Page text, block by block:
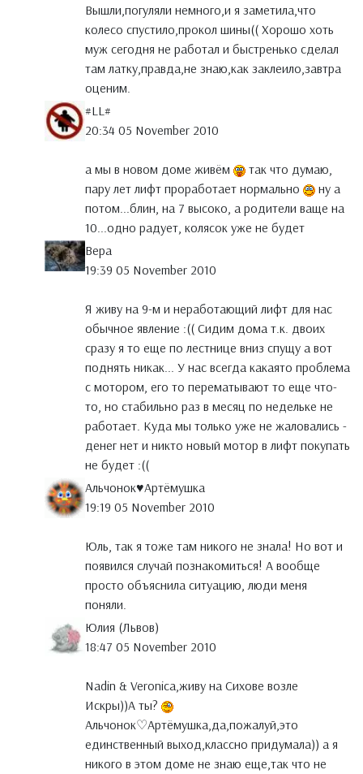
Вышли,погуляли немного,и я заметила,что
колесо спустило,прокол шины(( Хорошо хоть
муж сегодня не работал и быстренько сделал
там латку,правда,не знаю,как заклеило,завтра
оценим.
#LL#
20:34 05 November 2010
а мы в новом доме живём
так что думаю,
пару лет лифт проработает нормально
ну а
потом...блин, на 7 высоко, а родители ваще на
10...одно радует, колясок уже не будет
Вера
19:39 05 November 2010
Я живу на 9-м и неработающий лифт для нас
обычное явление :(( Сидим дома т.к. двоих
сразу я то еще по лестнице вниз спущу а вот
поднять никак... У нас всегда какаято проблема
с мотором, его то перематывают то еще что-
то, но стабильно раз в месяц по недельке не
работает. Куда мы только уже не жаловались -
денег нет и никто новый мотор в лифт покупать
не будет :((
Альчонок♥Артёмушка
19:19 05 November 2010
Юль, так я тоже там никого не знала! Но вот и
появился случай познакомиться! А вообще
просто объяснила ситуацию, люди меня
поняли.
Юлия (Львов)
18:47 05 November 2010
Nadin & Veronica,живу на Сихове возле
Искры))А ты?
Альчонок♡Артёмушка,да,пожалуй,это
единственный выход,классно придумала)) а я
никого в этом доме не знаю еще,так что не